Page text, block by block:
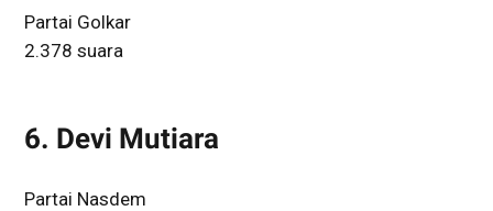
Partai Golkar
2.378 suara
6. Devi Mutiara
Partai Nasdem